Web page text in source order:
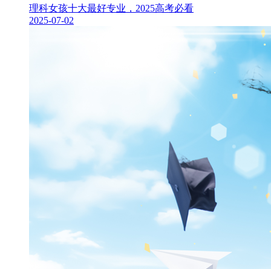
理科女孩十大最好专业，2025高考必看
2025-07-02